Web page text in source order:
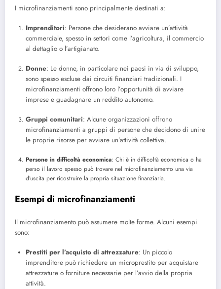
I microfinanziamenti sono principalmente destinati a:
Imprenditori: Persone che desiderano avviare un’attività
commerciale, spesso in settori come l’agricoltura, il commercio
al dettaglio o l’artigianato.
Donne: Le donne, in particolare nei paesi in via di sviluppo,
sono spesso escluse dai circuiti finanziari tradizionali. I
microfinanziamenti offrono loro l’opportunità di avviare
imprese e guadagnare un reddito autonomo.
Gruppi comunitari: Alcune organizzazioni offrono
microfinanziamenti a gruppi di persone che decidono di unire
le proprie risorse per avviare un’attività collettiva.
Persone in difficoltà economica: Chi è in difficoltà economica o ha
perso il lavoro spesso può trovare nel microfinanziamento una via
d’uscita per ricostruire la propria situazione finanziaria.
Esempi di microfinanziamenti
Il microfinanziamento può assumere molte forme. Alcuni esempi
sono:
Prestiti per l’acquisto di attrezzature: Un piccolo
imprenditore può richiedere un microprestito per acquistare
attrezzature o forniture necessarie per l’avvio della propria
attività.